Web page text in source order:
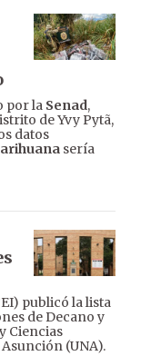
por la Senad,
de Yvy Pytã,
datos
sería
publicó la lista
de Decano y
Ciencias
(UNA).